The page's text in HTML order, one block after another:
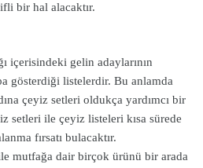
bir hal alacaktır.
içerisindeki gelin adaylarının
gösterdiği listelerdir. Bu anlamda
çeyiz setleri oldukça yardımcı bir
setleri ile çeyiz listeleri kısa sürede
fırsatı bulacaktır.
mutfağa dair birçok ürünü bir arada